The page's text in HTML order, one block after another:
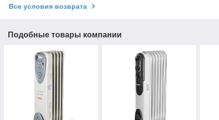
Все условия возврата
Подобные товары компании